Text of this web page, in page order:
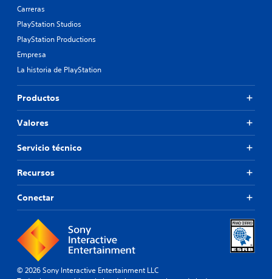
Carreras
PlayStation Studios
PlayStation Productions
Empresa
La historia de PlayStation
Productos
Valores
Servicio técnico
Recursos
Conectar
© 2026 Sony Interactive Entertainment LLC